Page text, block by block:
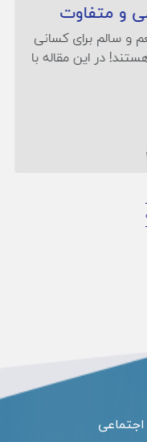
و متفاوت
و سالم برای کسانی
در این مقاله با